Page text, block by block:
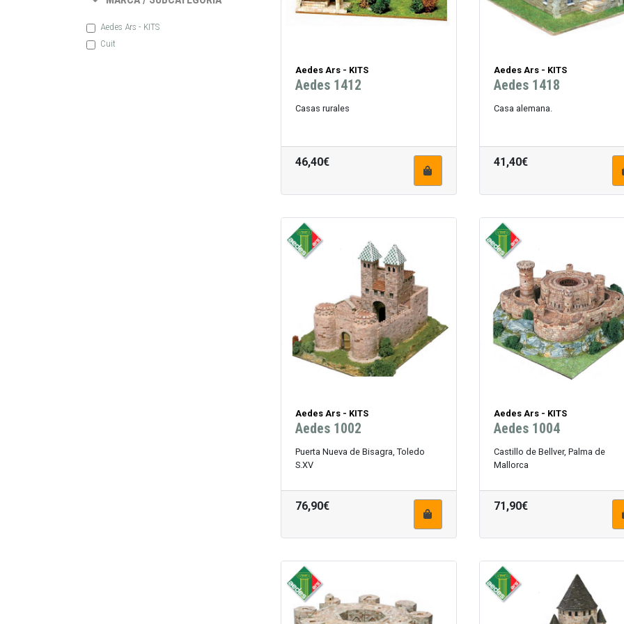
Aedes Ars - KITS
Cuit
Aedes Ars - KITS
Aedes 1412
Casas rurales
46,40€
Aedes Ars - KITS
Aedes 1418
Casa alemana.
41,40€
Aedes Ars - KITS
Aedes 1002
Puerta Nueva de Bisagra, Toledo
S.XV
76,90€
Aedes Ars - KITS
Aedes 1004
Castillo de Bellver, Palma de
Mallorca
71,90€